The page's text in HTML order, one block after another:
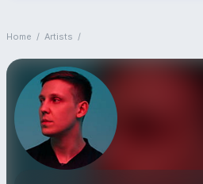
Home / Artists /